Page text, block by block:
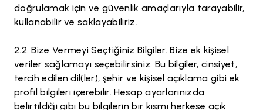
doğrulamak için ve güvenlik amaçlarıyla tarayabilir,
kullanabilir ve saklayabiliriz.
Bize Vermeyi Seçtiğiniz Bilgiler. Bize ek kişisel
veriler sağlamayı seçebilirsiniz. Bu bilgiler, cinsiyet,
tercih edilen dil(ler), şehir ve kişisel açıklama gibi ek
profil bilgileri içerebilir. Hesap ayarlarınızda
belirtildiği gibi bu bilgilerin bir kısmı herkese açık